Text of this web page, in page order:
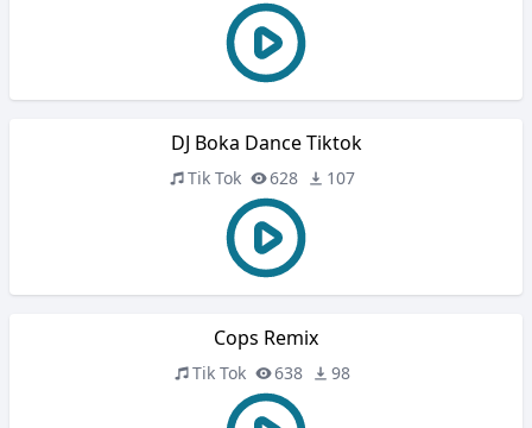
DJ Boka Dance Tiktok
Tik Tok 628 107
Cops Remix
Tik Tok 638 98